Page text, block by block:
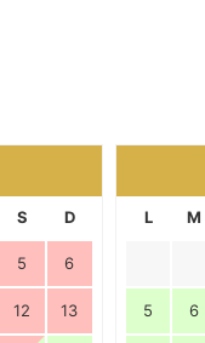
S D
5 6
12 13
L M
5 6